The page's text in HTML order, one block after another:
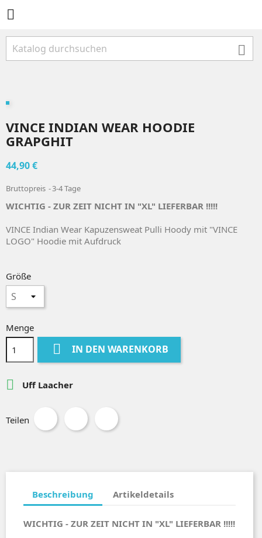


VINCE INDIAN WEAR HOODIE
GRAPGHIT
44,90 €
Bruttopreis 3-4 Tage
WICHTIG - ZUR ZEIT NICHT IN "XL" LIEFERBAR !!!!!
VINCE Indian Wear Kapuzensweat Pulli Hoody mit "VINCE
LOGO" Hoodie mit Aufdruck
Größe
Menge
 IN DEN WARENKORB
 Uff Laacher
Teilen
Beschreibung Artikeldetails
WICHTIG - ZUR ZEIT NICHT IN "XL" LIEFERBAR !!!!!